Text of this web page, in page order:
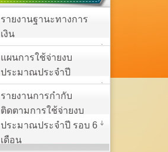
รายงานฐานะทางการ
เงิน
แผนการใช้จ่ายงบ
ประมาณประจำปี
รายงานการกำกับ
ติดตามการใช้จ่ายงบ
ประมาณประจำปี รอบ 6
เดือน